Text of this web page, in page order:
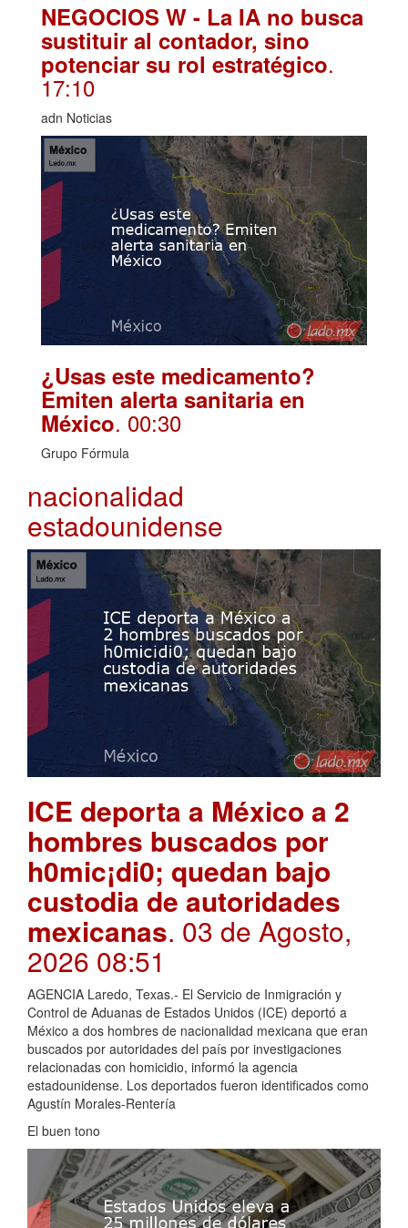
NEGOCIOS W - La IA no busca
sustituir al contador, sino
potenciar su rol estratégico.
17:10
adn Noticias
¿Usas este medicamento?
Emiten alerta sanitaria en
México. 00:30
Grupo Fórmula
nacionalidad
estadounidense
ICE deporta a México a 2
hombres buscados por
h0mic¡di0; quedan bajo
custodia de autoridades
mexicanas. 03 de Agosto,
2026 08:51
AGENCIA Laredo, Texas.- El Servicio de Inmigración y
Control de Aduanas de Estados Unidos (ICE) deportó a
México a dos hombres de nacionalidad mexicana que eran
buscados por autoridades del país por investigaciones
relacionadas con homicidio, informó la agencia
estadounidense. Los deportados fueron identificados como
Agustín Morales-Rentería
El buen tono